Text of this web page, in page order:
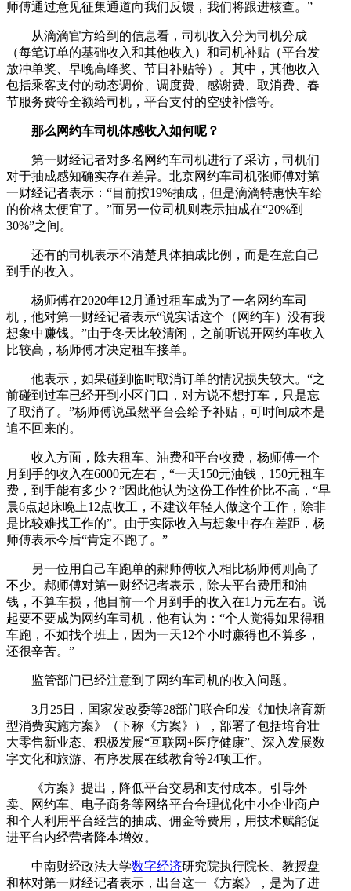
师傅通过意见征集通道向我们反馈，我们将跟进核查。”
从滴滴官方给到的信息看，司机收入分为司机分成
（每笔订单的基础收入和其他收入）和司机补贴（平台发
放冲单奖、早晚高峰奖、节日补贴等）。其中，其他收入
包括乘客支付的动态调价、调度费、感谢费、取消费、春
节服务费等全额给司机，平台支付的空驶补偿等。
那么网约车司机体感收入如何呢？
第一财经记者对多名网约车司机进行了采访，司机们
对于抽成感知确实存在差异。北京网约车司机张师傅对第
一财经记者表示：“目前按19%抽成，但是滴滴特惠快车给
的价格太便宜了。”而另一位司机则表示抽成在“20%到
30%”之间。
还有的司机表示不清楚具体抽成比例，而是在意自己
到手的收入。
杨师傅在2020年12月通过租车成为了一名网约车司
机，他对第一财经记者表示“说实话这个（网约车）没有我
想象中赚钱。”由于冬天比较清闲，之前听说开网约车收入
比较高，杨师傅才决定租车接单。
他表示，如果碰到临时取消订单的情况损失较大。“之
前碰到过车已经开到小区门口，对方说不想打车，只是忘
了取消了。”杨师傅说虽然平台会给予补贴，可时间成本是
追不回来的。
收入方面，除去租车、油费和平台收费，杨师傅一个
月到手的收入在6000元左右，“一天150元油钱，150元租车
费，到手能有多少？”因此他认为这份工作性价比不高，“早
晨6点起床晚上12点收工，不建议年轻人做这个工作，除非
是比较难找工作的”。由于实际收入与想象中存在差距，杨
师傅表示今后“肯定不跑了。”
另一位用自己车跑单的郝师傅收入相比杨师傅则高了
不少。郝师傅对第一财经记者表示，除去平台费用和油
钱，不算车损，他目前一个月到手的收入在1万元左右。说
起要不要成为网约车司机，他有认为：“个人觉得如果得租
车跑，不如找个班上，因为一天12个小时赚得也不算多，
还很辛苦。”
监管部门已经注意到了网约车司机的收入问题。
3月25日，国家发改委等28部门联合印发《加快培育新
型消费实施方案》（下称《方案》），部署了包括培育壮
大零售新业态、积极发展“互联网+医疗健康”、深入发展数
字文化和旅游、有序发展在线教育等24项工作。
《方案》提出，降低平台交易和支付成本。引导外
卖、网约车、电子商务等网络平台合理优化中小企业商户
和个人利用平台经营的抽成、佣金等费用，用技术赋能促
进平台内经营者降本增效。
中南财经政法大学数字经济研究院执行院长、教授盘
和林对第一财经记者表示，出台这一《方案》，是为了进